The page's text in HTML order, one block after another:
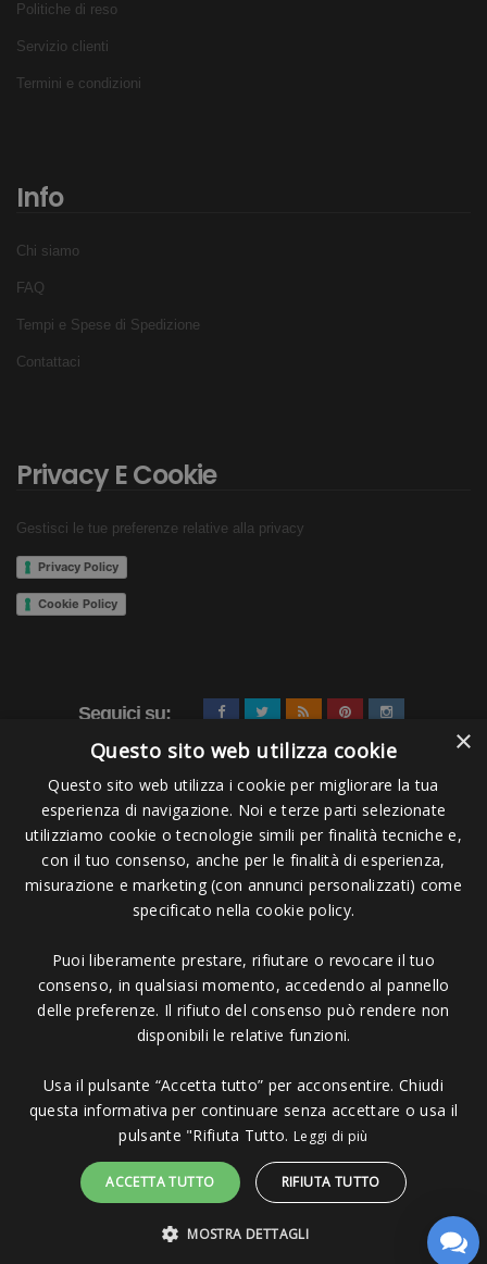
Politiche di reso
Servizio clienti
Termini e condizioni
Info
Chi siamo
FAQ
Tempi e Spese di Spedizione
Contattaci
Privacy E Cookie
Gestisci le tue preferenze relative alla privacy
Privacy Policy
Cookie Policy
Seguici su:
Pagamenti Accettati
Copyright © 2006 - 2023 -Icarus Project sas- Via Bordigona, 5 - 54100
Sito protetto da reCAPTCHA.
×
Questo sito web utilizza cookie
Questo sito web utilizza i cookie per migliorare la tua
esperienza di navigazione. Noi e terze parti selezionate
utilizziamo cookie o tecnologie simili per finalità tecniche e,
con il tuo consenso, anche per le finalità di esperienza,
misurazione e marketing (con annunci personalizzati) come
specificato nella cookie policy.
Puoi liberamente prestare, rifiutare o revocare il tuo
consenso, in qualsiasi momento, accedendo al pannello
delle preferenze. Il rifiuto del consenso può rendere non
disponibili le relative funzioni.
Usa il pulsante “Accetta tutto” per acconsentire. Chiudi
questa informativa per continuare senza accettare o usa il
pulsante "Rifiuta Tutto. Leggi di più
ACCETTA TUTTO RIFIUTA TUTTO
MOSTRA DETTAGLI